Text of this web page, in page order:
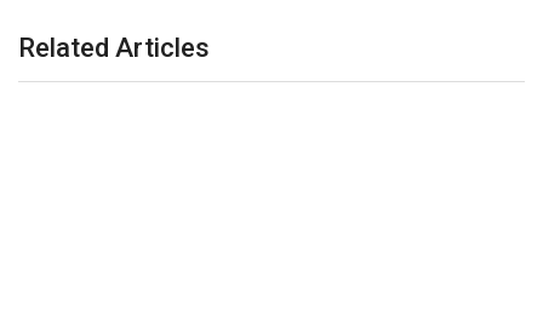
Related Articles